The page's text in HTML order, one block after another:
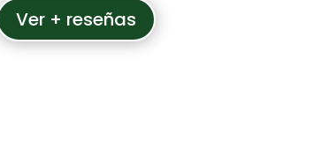
Ver + reseñas